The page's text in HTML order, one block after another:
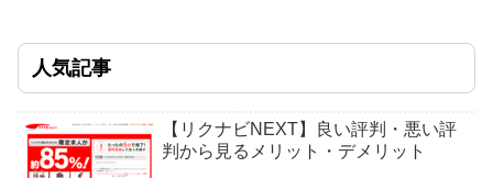
人気記事
【リクナビNEXT】良い評判・悪い評
判から見るメリット・デメリット